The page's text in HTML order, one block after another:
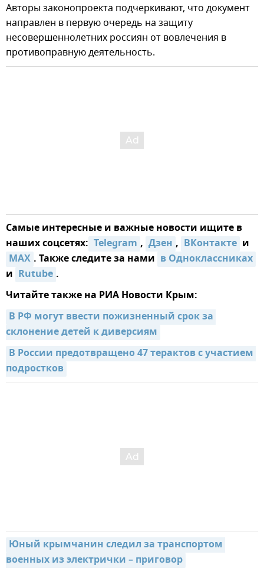
Авторы законопроекта подчеркивают, что документ
направлен в первую очередь на защиту
несовершеннолетних россиян от вовлечения в
противоправную деятельность.
Самые интересные и важные новости ищите в
наших соцсетях: Telegram , Дзен , ВКонтакте и
MAX . Также следите за нами в Одноклассниках
и Rutube .
Читайте также на РИА Новости Крым:
В РФ могут ввести пожизненный срок за
склонение детей к диверсиям
В России предотвращено 47 терактов с участием
подростков
Юный крымчанин следил за транспортом
военных из электрички – приговор